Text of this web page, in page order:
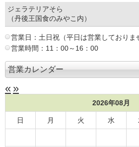
ジェラテリアそら
（丹後王国食のみやこ内）
営業日：土日祝（平日は営業しておりま
営業時間：11：00～16：00
営業カレンダー
« »
2026年08月
日 月 火 水